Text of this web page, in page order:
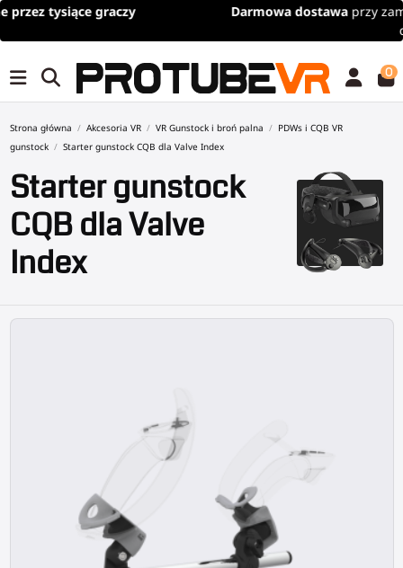
Darmowa dostawaprzy zamówieniach powyżej 100€/115$ (limit
0
Strona główna Akcesoria VR VR Gunstock i broń palna
PDWs i CQB VR
gunstock
Starter gunstock CQB dla Valve Index
Starter gunstock
CQB dla Valve
Index